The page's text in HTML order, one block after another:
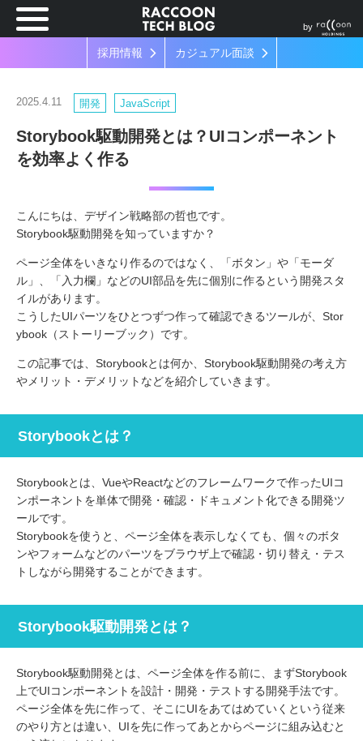
by
採用情報 カジュアル面談
2025.4.11 開発 JavaScript
Storybook駆動開発とは？UIコンポーネント
を効率よく作る
こんにちは、デザイン戦略部の哲也です。
Storybook駆動開発を知っていますか？
ページ全体をいきなり作るのではなく、「ボタン」や「モーダ
ル」、「入力欄」などのUI部品を先に個別に作るという開発スタ
イルがあります。
こうしたUIパーツをひとつずつ作って確認できるツールが、Stor
ybook（ストーリーブック）です。
この記事では、Storybookとは何か、Storybook駆動開発の考え方
やメリット・デメリットなどを紹介していきます。
Storybookとは？
Storybookとは、VueやReactなどのフレームワークで作ったUIコ
ンポーネントを単体で開発・確認・ドキュメント化できる開発ツ
ールです。
Storybookを使うと、ページ全体を表示しなくても、個々のボタ
ンやフォームなどのパーツをブラウザ上で確認・切り替え・テス
トしながら開発することができます。
Storybook駆動開発とは？
Storybook駆動開発とは、ページ全体を作る前に、まずStorybook
上でUIコンポーネントを設計・開発・テストする開発手法です。
ページ全体を先に作って、そこにUIをあてはめていくという従来
のやり方とは違い、UIを先に作ってあとからページに組み込むと